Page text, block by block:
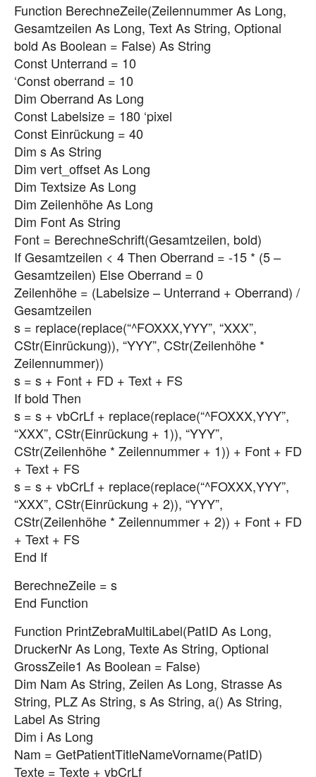
Function BerechneZeile(Zeilennummer As Long,
Gesamtzeilen As Long, Text As String, Optional
bold As Boolean = False) As String
Const Unterrand = 10
‘Const oberrand = 10
Dim Oberrand As Long
Const Labelsize = 180 ‘pixel
Const Einrückung = 40
Dim s As String
Dim vert_offset As Long
Dim Textsize As Long
Dim Zeilenhöhe As Long
Dim Font As String
Font = BerechneSchrift(Gesamtzeilen, bold)
If Gesamtzeilen < 4 Then Oberrand = -15 * (5 –
Gesamtzeilen) Else Oberrand = 0
Zeilenhöhe = (Labelsize – Unterrand + Oberrand) /
Gesamtzeilen
s = replace(replace(“^FOXXX,YYY”, “XXX”,
CStr(Einrückung)), “YYY”, CStr(Zeilenhöhe *
Zeilennummer))
s = s + Font + FD + Text + FS
If bold Then
s = s + vbCrLf + replace(replace(“^FOXXX,YYY”,
“XXX”, CStr(Einrückung + 1)), “YYY”,
CStr(Zeilenhöhe * Zeilennummer + 1)) + Font + FD
+ Text + FS
s = s + vbCrLf + replace(replace(“^FOXXX,YYY”,
“XXX”, CStr(Einrückung + 2)), “YYY”,
CStr(Zeilenhöhe * Zeilennummer + 2)) + Font + FD
+ Text + FS
End If
BerechneZeile = s
End Function
Function PrintZebraMultiLabel(PatID As Long,
DruckerNr As Long, Texte As String, Optional
GrossZeile1 As Boolean = False)
Dim Nam As String, Zeilen As Long, Strasse As
String, PLZ As String, s As String, a() As String,
Label As String
Dim i As Long
Nam = GetPatientTitleNameVorname(PatID)
Texte = Texte + vbCrLf